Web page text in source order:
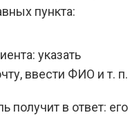
пункта:
указать
ввести ФИО и т. п.
получит в ответ: его